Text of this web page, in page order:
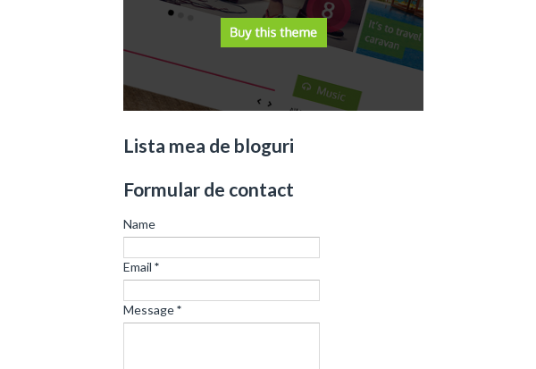
Lista mea de bloguri
Formular de contact
Name
Email *
Message*